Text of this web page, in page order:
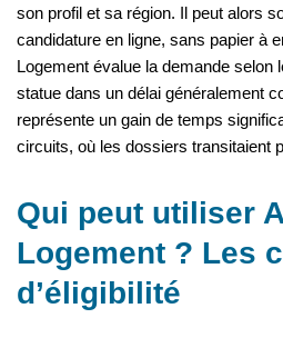
son profil et sa région. Il peut alors
candidature en ligne, sans papier à
Logement évalue la demande selon
statue dans un délai généralement
représente un gain de temps
circuits, où les dossiers transitaient
Qui peut utiliser
Logement ? Les
d’éligibilité